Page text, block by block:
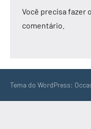
Você precisa fazer o
comentário.
Tema do WordPress: